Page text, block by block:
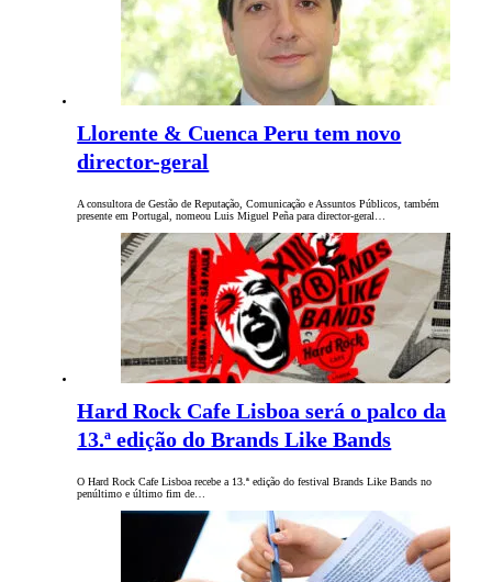
Llorente & Cuenca Peru tem novo
director-geral
A consultora de Gestão de Reputação, Comunicação e Assuntos Públicos, também
presente em Portugal, nomeou Luis Miguel Peña para director-geral…
Hard Rock Cafe Lisboa será o palco da
13.ª edição do Brands Like Bands
O Hard Rock Cafe Lisboa recebe a 13.ª edição do festival Brands Like Bands no
penúltimo e último fim de…